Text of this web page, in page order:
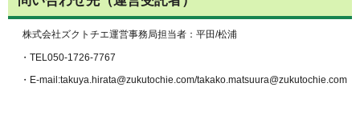
株式会社ズクトチエ運営事務局担当者：平田/松浦
・TEL050-1726-7767
・E-mail:takuya.hirata@zukutochie.com/takako.matsuura@zukutochie.com